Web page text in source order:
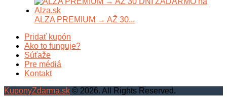
ALZA PREMIUM → AŽ 30...
Pridať kupón
Ako to funguje?
Súťaže
Pre médiá
Kontakt
KuponyZdarma.sk © 2026. All Rights Reserved.